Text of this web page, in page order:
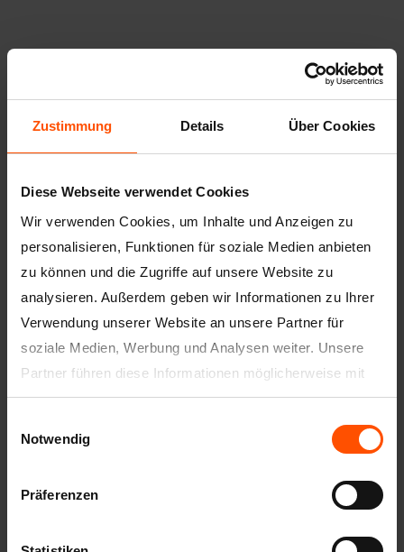
Zustimmung Details Über Cookies
Diese Webseite verwendet Cookies
Wir verwenden Cookies, um Inhalte und Anzeigen zu
personalisieren, Funktionen für soziale Medien anbieten
zu können und die Zugriffe auf unsere Website zu
analysieren. Außerdem geben wir Informationen zu Ihrer
Verwendung unserer Website an unsere Partner für
soziale Medien, Werbung und Analysen weiter. Unsere
Partner führen diese Informationen möglicherweise mit
weiteren Daten zusammen, die Sie ihnen bereitgestellt
haben oder die sie im Rahmen Ihrer Nutzung der Dienste
gesammelt haben.
Notwendig
Präferenzen
Artikelnummer 3000 - 0100 MM
Beschreibung
Rissbrücken aus weißem, reißfestem
Fugenarmierung, Überbrückung bzw.
Gipskartonplatten und verbessern den